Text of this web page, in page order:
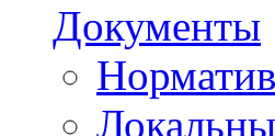
Документы